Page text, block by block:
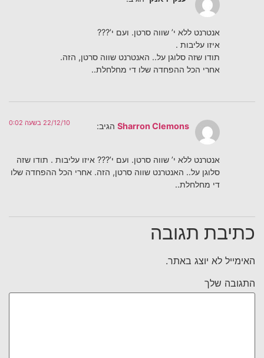
אנטרנט ללא י’ שווה סרטן. ועם י’???
איזו עליבות .
תודו שזה סלוגן על.. האנטרנט שווה סרטן, הזה.
אחרי הכל ההפחדה שלו די מחלחלת..
Sharron Clemons הגיב: 22/12/10 בשעה 0:02
‫אנטרנט ללא י’ שווה סרטן. ועם י’??? איזו עליבות . תודו שזה
סלוגן על.. האנטרנט שווה סרטן, הזה. אחרי הכל ההפחדה שלו
די מחלחלת..‬
כתיבת תגובה
האימייל לא יוצג באתר.
התגובה שלך